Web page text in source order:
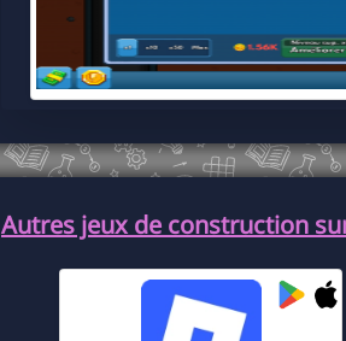
Autres jeux de construction